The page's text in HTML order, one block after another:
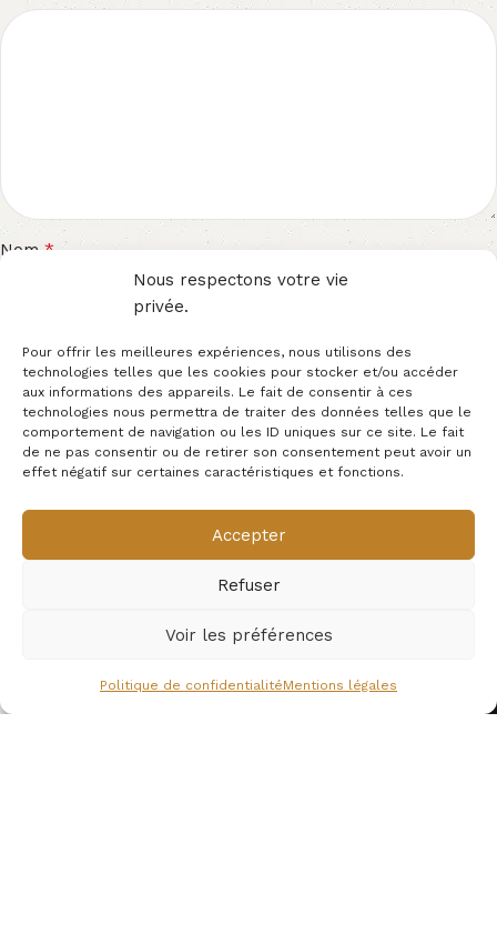
Nous respectons votre vie
privée.
Pour offrir les meilleures expériences, nous utilisons des
technologies telles que les cookies pour stocker et/ou accéder
aux informations des appareils. Le fait de consentir à ces
technologies nous permettra de traiter des données telles que le
comportement de navigation ou les ID uniques sur ce site. Le fait
de ne pas consentir ou de retirer son consentement peut avoir un
effet négatif sur certaines caractéristiques et fonctions.
Accepter
Refuser
Voir les préférences
Politique de confidentialitéMentions légales
Nom *
E-mail *
Site web
Enregistrer mon nom, mon e-mail et mon site dans le
navigateur pour mon prochain commentaire.